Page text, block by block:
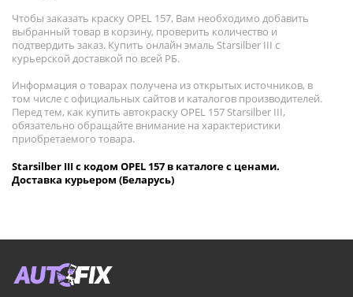
Чтобы заказать краску OPEL 157, Вам необходимо добавить
выбранный товар в корзину, проверить количество и
подтвердить заказ. Купить онлайн эмаль Starsilber III с
курьерской доставкой по всей РБ.
Информация о товарах получена из открытых источников, в
том числе с официальных сайтов и каталогов производителей.
Перед тем, как купить автокраску OPEL 157 Starsilber III,
обязательно обращайте внимание на характеристики
приобретаемого товара.
Starsilber III с кодом OPEL 157 в каталоге с ценами.
Доставка курьером (Беларусь)